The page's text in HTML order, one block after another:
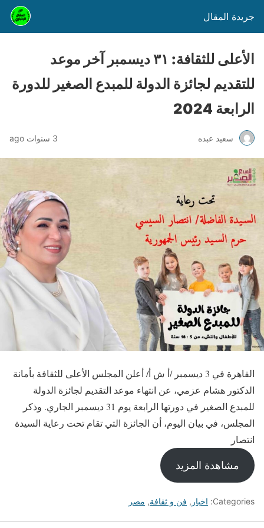
جريدة المقال
الأعلى للثقافة: ٣١ ديسمبر آخر موعد
للتقديم لجائزة الدولة للمبدع الصغير للدورة
الرابعة 2024
سعيد عبده 3 سنوات ago
القاهرة في 3 ديسمبر /أ ش أ/ أعلن المجلس الأعلى للثقافة بأمانة
الدكتور هشام عزمي، عن انتهاء موعد التقديم لجائزة الدولة
للمبدع الصغير في دورتها الرابعة يوم 31 ديسمبر الجاري. وذكر
المجلس، في بيان اليوم، أن الجائزة التي تقام تحت رعاية السيدة
انتصار
مشاهدة المزيد
Categories: اخبار , فن و ثقافة, مصر